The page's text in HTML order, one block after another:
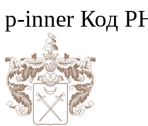
p-inner Код